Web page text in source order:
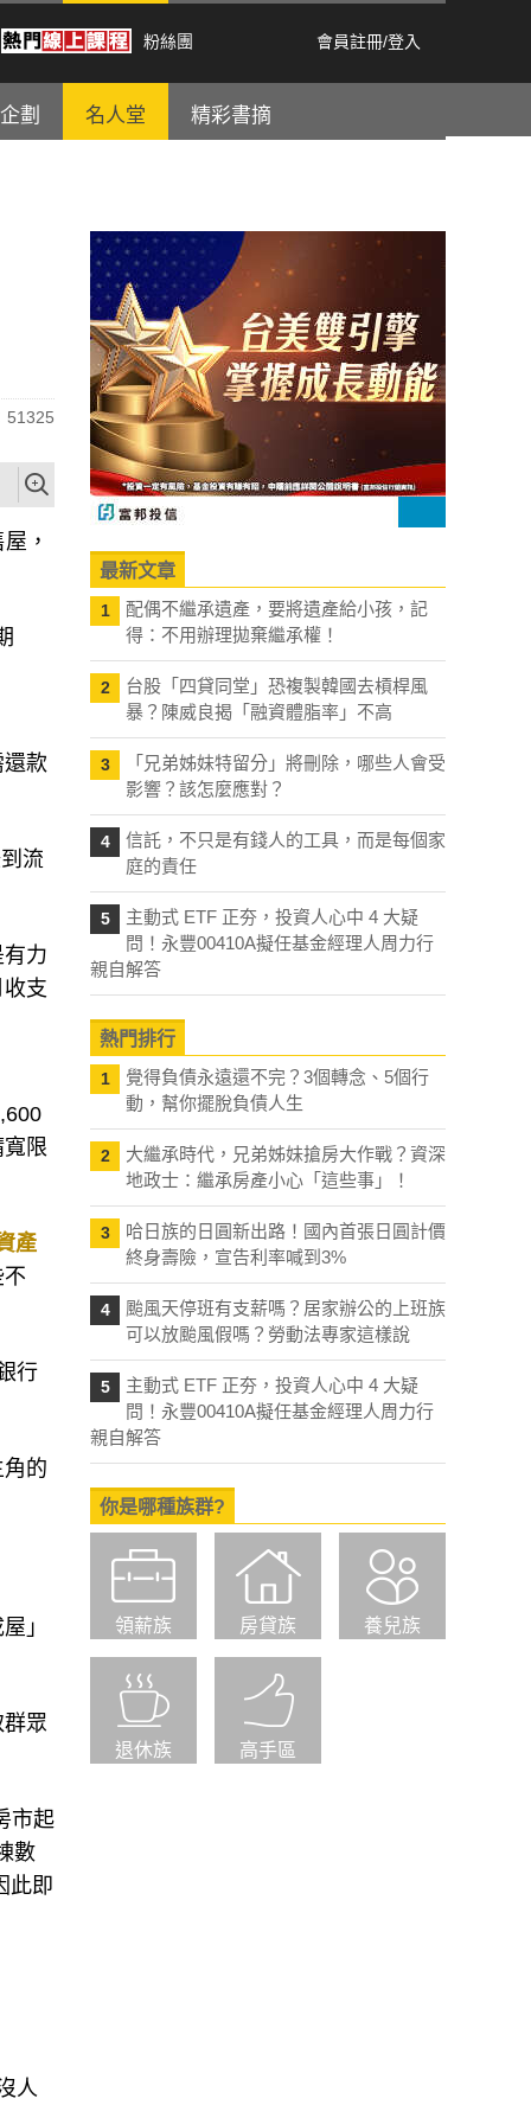
粉絲團 會員註冊/登入
劃 名人堂 精彩書摘
51325
，
款
流
力
支
限
產
行
的
」
眾
市起
數
此即
人
最新文章
1
配偶不繼承遺產，要將遺產給小孩，記
得：不用辦理拋棄繼承權！
2
台股「四貸同堂」恐複製韓國去槓桿風
暴？陳威良揭「融資體脂率」不高
3
「兄弟姊妹特留分」將刪除，哪些人會受
影響？該怎麼應對？
4
信託，不只是有錢人的工具，而是每個家
庭的責任
5
主動式 ETF 正夯，投資人心中 4 大疑
問！永豐00410A擬任基金經理人周力行
親自解答
熱門排行
1
覺得負債永遠還不完？3個轉念、5個行
動，幫你擺脫負債人生
2
大繼承時代，兄弟姊妹搶房大作戰？資深
地政士：繼承房產小心「這些事」！
3
哈日族的日圓新出路！國內首張日圓計價
終身壽險，宣告利率喊到3%
4
颱風天停班有支薪嗎？居家辦公的上班族
可以放颱風假嗎？勞動法專家這樣說
5
主動式 ETF 正夯，投資人心中 4 大疑
問！永豐00410A擬任基金經理人周力行
親自解答
你是哪種族群?
領薪族 房貸族 養兒族
退休族 高手區